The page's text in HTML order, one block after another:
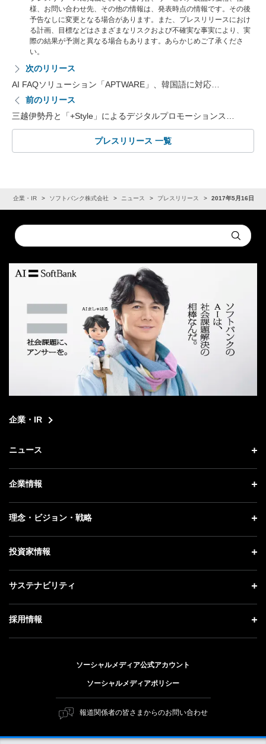
様、お問い合わせ先、その他の情報は、発表時点の情報です。その後
予告なしに変更となる場合があります。また、プレスリリースにおけ
る計画、目標などはさまざまなリスクおよび不確実な事実により、実
際の結果が予測と異なる場合もあります。あらかじめご了承くださ
い。
次のリリース
AI FAQソリューション「APTWARE」、韓国語に対応…
前のリリース
三越伊勢丹と「+Style」によるデジタルプロモーションス…
プレスリリース 一覧
企業・IR ソフトバンク株式会社 ニュース プレスリリース 2017年5月16日
Conduct
a
Submit
企業・IR
ニュース
ニュース トップ
プレスリリース
更新情報
企業情報
企業情報 トップ
社長メッセージ
事業紹介
理念・ビジョン・戦略
理念・ビジョン・戦略 トップ
成長戦略「Activate AI for Society」
人材戦略
投資家情報
投資家情報 トップ
経営方針
サステナビリティ
サステナビリティ トップ
トップメッセージ
ESG方針・体制
マテリアリティ（重要課題）
ESGの主な取り組み
採用情報
キャリア採用
障がい者採用
ソーシャルメディア公式アカウント
ソーシャルメディアポリシー
報道関係者の皆さまからのお問い合わせ